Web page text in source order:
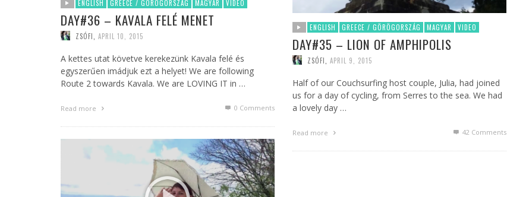
ENGLISH GREECE / GÖRÖGORSZÁG MAGYAR VIDEO
DAY#36 – KAVALA FELÉ MENET
ZSÓFI APRIL 10, 2015
A kettes utat követve kerekezünk Kavala felé és
egyszerűen imádjuk ezt a helyet! We are following
Route 2 towards Kavala. We are LOVING IT in …
Read more 0 Comments
ENGLISH GREECE / GÖRÖGORSZÁG MAGYAR VIDEO
DAY#35 – LION OF AMPHIPOLIS
ZSÓFI APRIL 9, 2015
Half of our Couchsurfing host couple, Julia, had joined
us for a day of cycling, from Serres to the sea. We had
a lovely day …
Read more 42 Comments